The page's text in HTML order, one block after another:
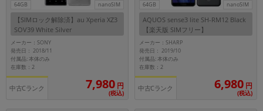
64GB nanoSIM
【SIMロック解除済】au Xperia XZ3
SOV39 White Silver
メーカー：SONY
発売日： 2018/11
付属品: 本体のみ
在庫数：2
中古Cランク 7,980 円
(税込)
64GB nanoSIM
AQUOS sense3 lite SH-RM12 Black
【楽天版 SIMフリー】
メーカー：SHARP
発売日： 2019/10
付属品: 本体のみ
在庫数：2
中古Cランク 6,980 円
(税込)